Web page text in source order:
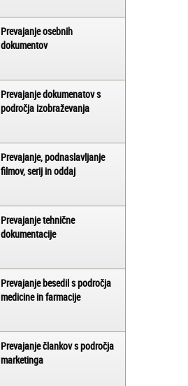
Prevajanje osebnih
dokumentov
Prevajanje dokumenatov s
področja izobraževanja
Prevajanje, podnaslavljanje
filmov, serij in oddaj
Prevajanje tehnične
dokumentacije
Prevajanje besedil s področja
medicine in farmacije
Prevajanje člankov s področja
marketinga